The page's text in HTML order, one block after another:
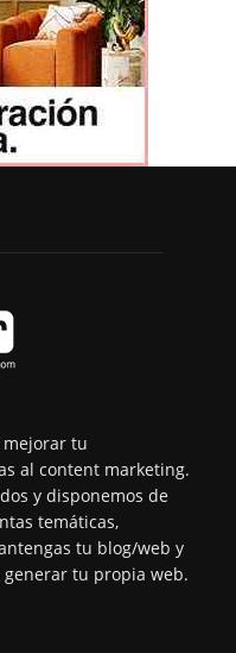
mejorar tu
al content marketing.
y disponemos de
temáticas,
tu blog/web y
tu propia web.